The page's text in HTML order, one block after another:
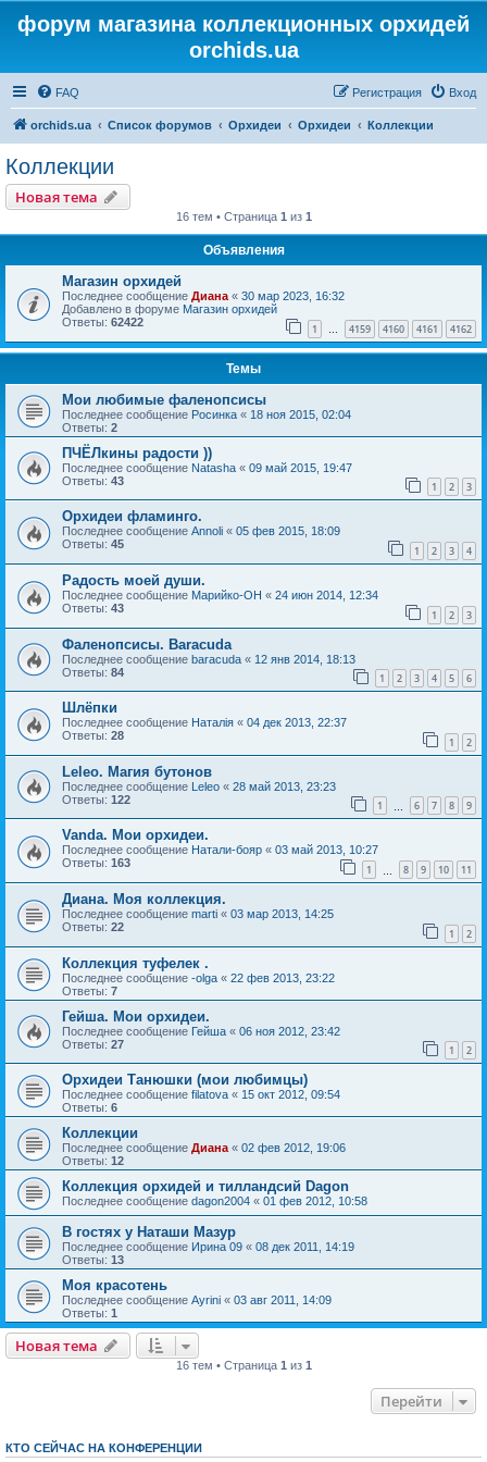
форум магазина коллекционных орхидей
orchids.ua
FAQ Вход
Регистрация
orchids.ua Список форумов Орхидеи Орхидеи Коллекции
Коллекции
Новая тема
16 тем • Страница 1 из 1
Объявления
Магазин орхидей
Последнее сообщение Диана « 30 мар 2023, 16:32
Добавлено в форуме Магазин орхидей
Ответы: 62422 1 … 4159 4160 4161 4162
Темы
Мои любимые фаленопсисы
Последнее сообщение Росинка « 18 ноя 2015, 02:04
Ответы: 2
ПЧЁЛкины радости ))
Последнее сообщение Natasha « 09 май 2015, 19:47
Ответы: 43 1 2 3
Орхидеи фламинго.
Последнее сообщение Annoli « 05 фев 2015, 18:09
Ответы: 45 1 2 3 4
Радость моей души.
Последнее сообщение Марийко-ОН « 24 июн 2014, 12:34
Ответы: 43 1 2 3
Фаленопсисы. Baracuda
Последнее сообщение baracuda « 12 янв 2014, 18:13
Ответы: 84 1 2 3 4 5 6
Шлёпки
Последнее сообщение Наталія « 04 дек 2013, 22:37
Ответы: 28 1 2
Leleo. Магия бутонов
Последнее сообщение Leleo « 28 май 2013, 23:23
Ответы: 122 1 6 7 8 9
Vanda. Мои орхидеи.
Последнее сообщение Натали-бояр « 03 май 2013, 10:27
Ответы: 163 1 8 9 10 11
Диана. Моя коллекция.
Последнее сообщение marti « 03 мар 2013, 14:25
Ответы: 22 1 2
Коллекция туфелек .
Последнее сообщение -olga « 22 фев 2013, 23:22
Ответы: 7
Гейша. Мои орхидеи.
Последнее сообщение Гейша « 06 ноя 2012, 23:42
Ответы: 27 1 2
Орхидеи Танюшки (мои любимцы)
Последнее сообщение filatova « 15 окт 2012, 09:54
Ответы: 6
Коллекции
Последнее сообщение Диана« 02 фев 2012, 19:06
Ответы: 12
Коллекция орхидей и тилландсий Dagon
Последнее сообщение dagon2004 « 01 фев 2012, 10:58
В гостях у Наташи Мазур
Последнее сообщение Ирина 09 « 08 дек 2011, 14:19
Ответы: 13
Моя красотень
Последнее сообщение Ayrini « 03 авг 2011, 14:09
Ответы: 1
Новая тема
16 тем • Страница 1из 1
Перейти
КТО СЕЙЧАС НА КОНФЕРЕНЦИИ